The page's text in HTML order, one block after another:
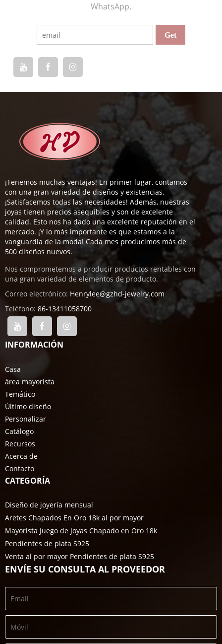
WhatsApp.
¡Tenemos muchas ventajas! En primer lugar, contamos
con una gran variedad de diseños y existencias.
¡Satisfacemos todas las necesidades! Además, nuestras
joyas tienen precios asequibles y son de excelente
calidad. Esto nos ha dado una excelente reputación en el
mercado. ¡Y lo más importante es que estamos a la
vanguardia de la moda! Cada mes producimos más de
500 diseños nuevos.
Nos comprometemos a producir productos rentables con
una gran variedad de elementos de producto.
Correo electrónico: Henrylee@gzhd-jewelry.com
Teléfono: 86-13411058700
INFORMACIÓN
Casa
área mayorista
Temático
Último diseño
Personalizar
Catálogo
Recursos
Acerca de
Contacto
CATEGORÍA
Diseño de joyería mensual
Aretes Chapados En Oro 18k al por mayor
Mayorista Juego de Joyas Chapado en Oro 18k
Pendientes de plata S925
Venta al por mayor Pendientes de plata S925
ENVÍE SU CONSULTA AL PROVEEDOR